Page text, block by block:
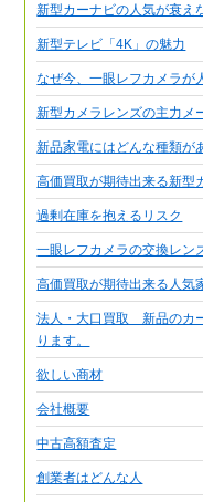
新型カーナビの人気が衰え
新型テレビ「4K」の魅力
なぜ今、一眼レフカメラが
新型カメラレンズの主力メ
新品家電にはどんな種類が
高価買取が期待出来る新型
過剰在庫を抱えるリスク
一眼レフカメラの交換レン
高価買取が期待出来る人気
法人・大口買取 新品のカ
ります。
欲しい商材
会社概要
中古高額査定
創業者はどんな人